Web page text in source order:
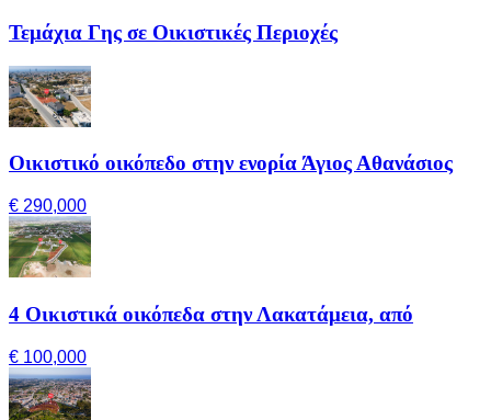
Τεμάχια Γης σε Οικιστικές Περιοχές
Οικιστικό οικόπεδο στην ενορία Άγιος Αθανάσιος
€ 290,000
4 Οικιστικά οικόπεδα στην Λακατάμεια, από
€ 100,000